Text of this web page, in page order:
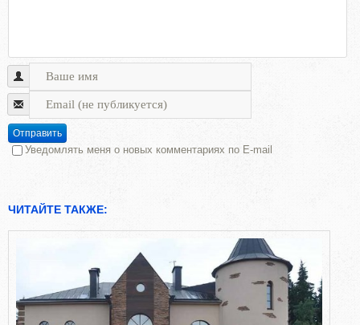
Отправить
Уведомлять меня о новых комментариях по E-mail
ЧИТАЙТЕ ТАКЖЕ: